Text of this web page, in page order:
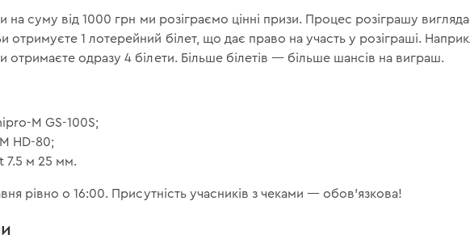
на суму від 1000 грн ми розіграємо цінні призи. Процес розіграшу
отримуєте 1 лотерейний білет, що дає право на участь у розіграші.
одразу 4 білети. Більше білетів — більше шансів на виграш.
M GS-100S;
HD-80;
7.5 м 25 мм.
рівно о 16:00. Присутність учасників з чеками — обов'язкова!